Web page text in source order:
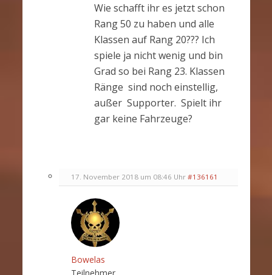
Wie schafft ihr es jetzt schon
Rang 50 zu haben und alle
Klassen auf Rang 20??? Ich
spiele ja nicht wenig und bin
Grad so bei Rang 23. Klassen
Ränge sind noch einstellig,
außer Supporter. Spielt ihr
gar keine Fahrzeuge?
17. November 2018 um 08:46 Uhr #136161
Bowelas